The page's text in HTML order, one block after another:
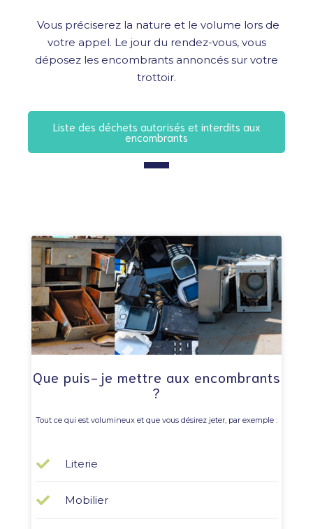
Vous préciserez la nature et le volume lors de
votre appel. Le jour du rendez-vous, vous
déposez les encombrants annoncés sur votre
trottoir.
Liste des déchets autorisés et interdits aux
encombrants
Que puis-je mettre aux encombrants
?
Tout ce qui est volumineux et que vous désirez jeter, par exemple :
Literie
Mobilier